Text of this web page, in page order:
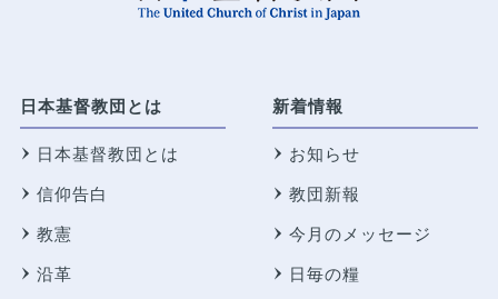
日本基督教団とは
日本基督教団とは
信仰告白
教憲
沿革
新着情報
お知らせ
教団新報
今月のメッセージ
日毎の糧